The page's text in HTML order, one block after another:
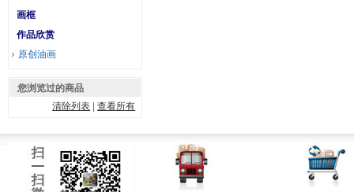
画框
作品欣赏
原创油画
您浏览过的商品
清除列表 |查看所有